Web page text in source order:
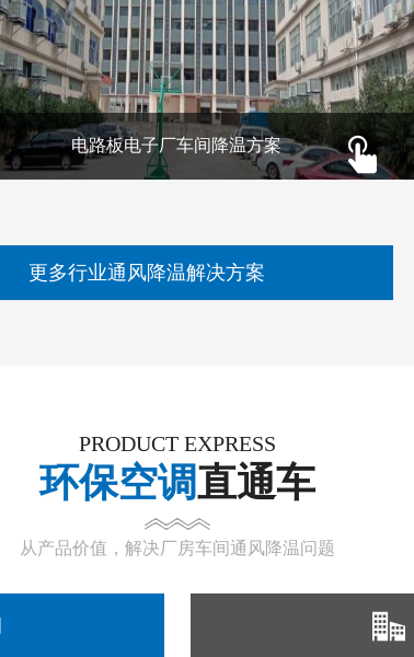
电路板电子厂车间降温方案
更多行业通风降温解决方案
PRODUCT EXPRESS
环保空调直通车
从产品价值，解决厂房车间通风降温问题